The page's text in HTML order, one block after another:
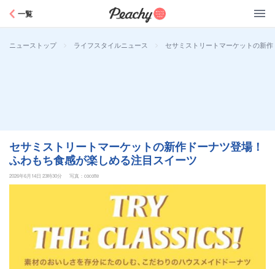
一覧
ニューストップ > ライフスタイルニュース > セサミストリートマーケットの新
セサミストリートマーケットの新作ドーナツ登場！
ふわもち食感が楽しめる注目スイーツ
2026年6月14日 23時30分 写真：cocotte